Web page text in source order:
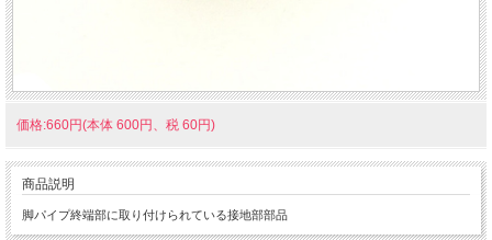
価格:660円(本体 600円、税 60円)
商品説明
脚パイプ終端部に取り付けられている接地部部品